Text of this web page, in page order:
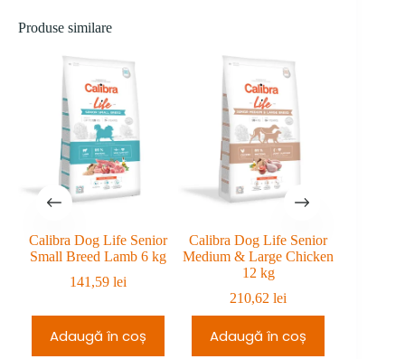
până
la
270,98 lei.
229,99 lei.
Produse similare
Calibra Dog Life Senior
Small Breed Lamb 6 kg
141,59lei
Adaugă în coș
Calibra Dog Life Senior
Medium & Large Chicken
12 kg
210,62lei
Adaugă în coș